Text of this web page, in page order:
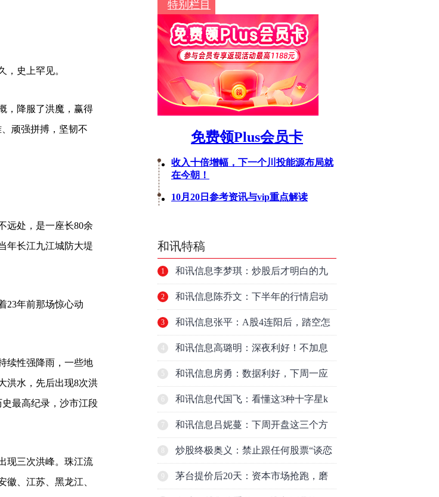
，史上罕见。
，降服了洪魔，赢得
顽强拼搏，坚韧不
远处，是一座长80余
年长江九江城防大堤
23年前那场惊心动
续性强降雨，一些地
洪水，先后出现8次洪
最高纪录，沙市江段
现三次洪峰。珠江流
、江苏、黑龙江、
和讯特稿
1 和讯信息李梦琪：炒股后才明白的九
个人生道理
2 和讯信息陈乔文：下半年的行情启动
了
3 和讯信息张平：A股4连阳后，踏空怎
么办？结构性回补！
和讯信息高璐明：深夜利好！不加息
了？周一还能涨吗？
5 和讯信息房勇：数据利好，下周一应
对方案
和讯信息代国飞：看懂这3种十字星k
线形态
7 和讯信息吕妮蔓：下周开盘这三个方
向，还有仓位的朋友一定要拿稳了
炒股终极奥义：禁止跟任何股票“谈恋
爱”
茅台提价后20天：资本市场抢跑，磨